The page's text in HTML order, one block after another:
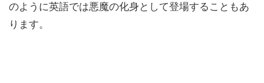
のように英語では悪魔の化身として登場することもあ
ります。